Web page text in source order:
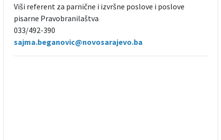
Viši referent za parnične i izvršne poslove i poslove
pisarne Pravobranilaštva
033/492-390
sajma.beganovic@novosarajevo.ba